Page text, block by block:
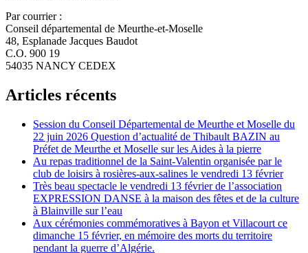
Par courrier :
Conseil départemental de Meurthe-et-Moselle
48, Esplanade Jacques Baudot
C.O. 900 19
54035 NANCY CEDEX
Articles récents
Session du Conseil Départemental de Meurthe et Moselle du
22 juin 2026 Question d’actualité de Thibault BAZIN au
Préfet de Meurthe et Moselle sur les Aides à la pierre
Au repas traditionnel de la Saint-Valentin organisée par le
club de loisirs à rosières-aux-salines le vendredi 13 février
Très beau spectacle le vendredi 13 février de l’association
EXPRESSION DANSE à la maison des fêtes et de la culture
à Blainville sur l’eau
Aux cérémonies commémoratives à Bayon et Villacourt ce
dimanche 15 février, en mémoire des morts du territoire
pendant la guerre d’Algérie.